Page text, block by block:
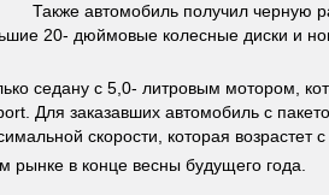
Также автомобиль получил черную
20- дюймовые колесные диски и
седану с 5,0- литровым мотором,
Для заказавших автомобиль с
скорости, которая возрастет
рынке в конце весны будущего года.